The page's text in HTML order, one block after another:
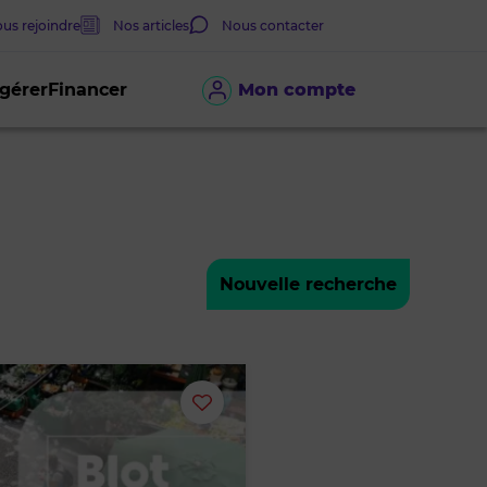
Mon compte
Financer
rejoindre Nos articles Nous contacter
Nouvelle recherche
Ajouter